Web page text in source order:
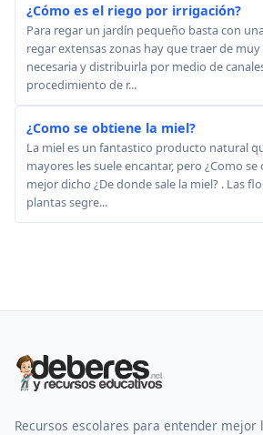
¿Cómo es el riego por irrigación?
Para regar un jardín pequeño basta con
regar extensas zonas hay que traer de muy
necesaria y distribuirla por medio de
procedimiento de r...
¿Como se obtiene la miel?
La miel es un fantastico producto natural
mayores les suele encantar, pero ¿Como
mejor dicho ¿De donde sale la miel? . Las
plantas segre...
Recursos escolares para entender